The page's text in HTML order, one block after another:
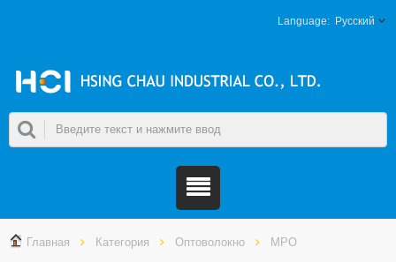
Русский
Главная Категория Оптоволокно MPO